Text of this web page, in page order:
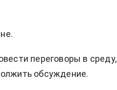
переговоры в среду,
обсуждение.